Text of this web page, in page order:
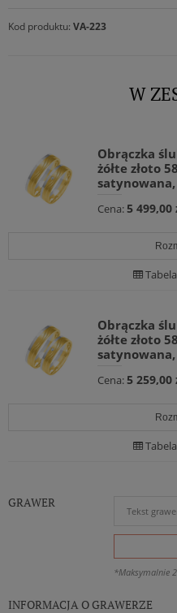
Kod produktu: VA-223
W
Obrączka
żółte złoto
Cena:5 499,00
Obrączka
żółte złoto
Cena:5 259,00
GRAWER
*Maksymalnie
INFORMACJA O GRAWERZE